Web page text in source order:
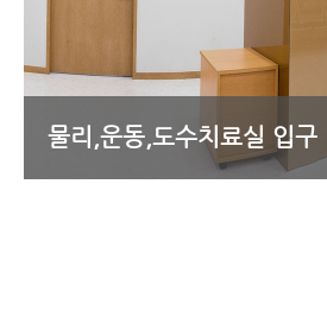
물리,운동,도수치료실 입구